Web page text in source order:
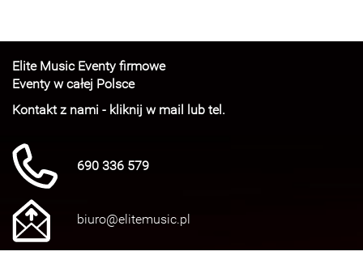
Elite Music Eventy firmowe
Eventy w całej Polsce
Kontakt z nami - kliknij w mail lub tel.
690 336 579
biuro@elitemusic.pl